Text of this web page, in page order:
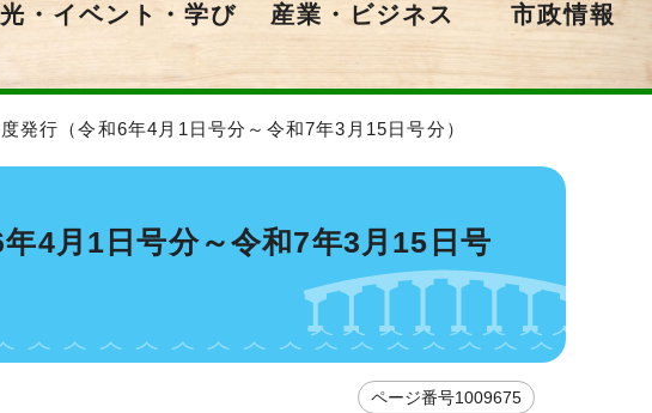
・イベント・学び 産業・ビジネス 市政情報
発行（令和6年4月1日号分～令和7年3月15日号分）
4月1日号分～令和7年3月15日号
ページ番号1009675